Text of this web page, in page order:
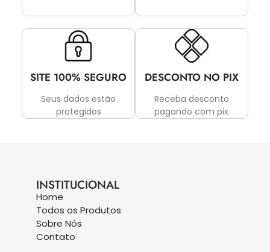
SITE 100% SEGURO
Seus dados estão
protegidos
DESCONTO NO PIX
Receba desconto
pagando com pix
INSTITUCIONAL
Home
Todos os Produtos
Sobre Nós
Contato